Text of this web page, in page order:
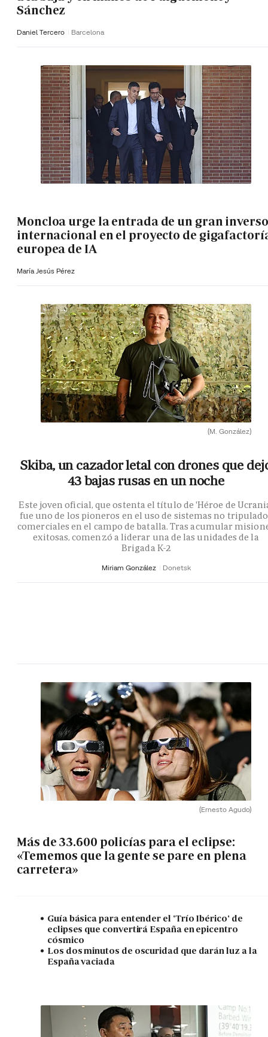
Sánchez
Daniel Tercero Barcelona
Moncloa urge la entrada de un gran
internacional en el proyecto de
europea de IA
María Jesús Pérez
(M. González)
Skiba, un cazador letal con drones que
43 bajas rusas en un noche
Este joven oficial, que ostenta el título de 'Héroe de
fue uno de los pioneros en el uso de sistemas no
comerciales en el campo de batalla. Tras acumular
exitosas, comenzó a liderar una de las unidades de la
Brigada K-2
Miriam González Donetsk
(Ernesto Agudo)
Más de 33.600 policías para el eclipse:
«Tememos que la gente se pare en plena
carretera»
Guía básica para entender el 'Trío Ibérico' de
eclipses que convertirá España en epicentro
cósmico
Los dos minutos de oscuridad que darán luz a la
España vaciada